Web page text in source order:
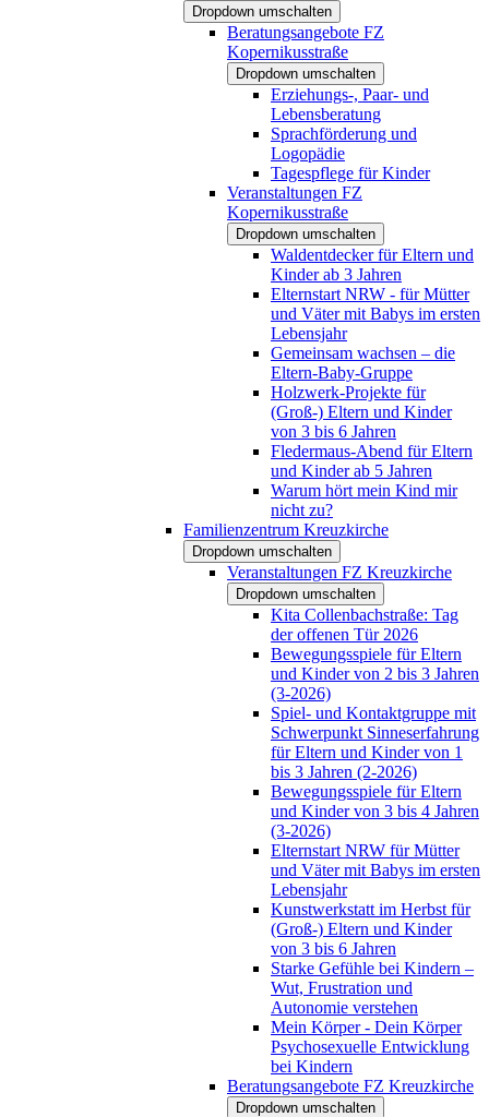
Dropdown umschalten
Beratungsangebote FZ
Kopernikusstraße
Dropdown umschalten
Erziehungs-, Paar- und
Lebensberatung
Sprachförderung und
Logopädie
Tagespflege für Kinder
Veranstaltungen FZ
Kopernikusstraße
Dropdown umschalten
Waldentdecker für Eltern und
Kinder ab 3 Jahren
Elternstart NRW - für Mütter
und Väter mit Babys im ersten
Lebensjahr
Gemeinsam wachsen – die
Eltern-Baby-Gruppe
Holzwerk-Projekte für
(Groß-) Eltern und Kinder
von 3 bis 6 Jahren
Fledermaus-Abend für Eltern
und Kinder ab 5 Jahren
Warum hört mein Kind mir
nicht zu?
Familienzentrum Kreuzkirche
Dropdown umschalten
Veranstaltungen FZ Kreuzkirche
Dropdown umschalten
Kita Collenbachstraße: Tag
der offenen Tür 2026
Bewegungsspiele für Eltern
und Kinder von 2 bis 3 Jahren
(3-2026)
Spiel- und Kontaktgruppe mit
Schwerpunkt Sinneserfahrung
für Eltern und Kinder von 1
bis 3 Jahren (2-2026)
Bewegungsspiele für Eltern
und Kinder von 3 bis 4 Jahren
(3-2026)
Elternstart NRW für Mütter
und Väter mit Babys im ersten
Lebensjahr
Kunstwerkstatt im Herbst für
(Groß-) Eltern und Kinder
von 3 bis 6 Jahren
Starke Gefühle bei Kindern –
Wut, Frustration und
Autonomie verstehen
Mein Körper - Dein Körper
Psychosexuelle Entwicklung
bei Kindern
Beratungsangebote FZ Kreuzkirche
Dropdown umschalten